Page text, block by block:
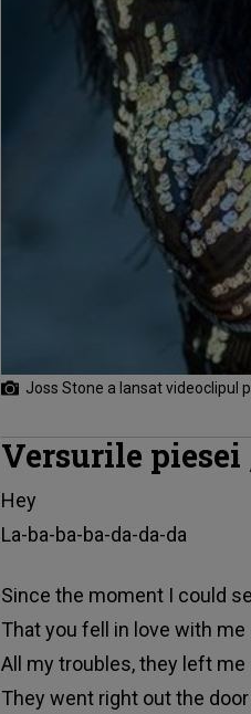
Joss Stone a lansat videoclipul
Versurile piesei
Hey
La-ba-ba-ba-da-da-da
Since the moment I could
That you fell in love with me
All my troubles, they left me
They went right out the door